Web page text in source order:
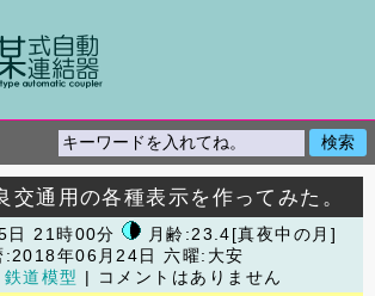
交通用の各種表示を作ってみた。
日 21時00分
月齢:23.4[真夜中の月]
:2018年06月24日 六曜:大安
鉄道模型
| コメントはありません